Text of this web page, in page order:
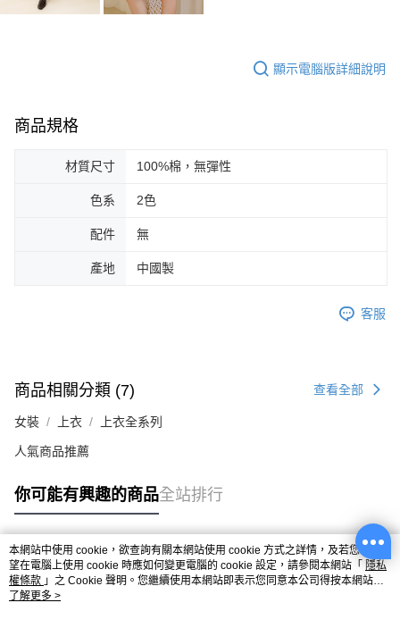
顯示電腦版詳細說明
商品規格
材質尺寸 100%棉，無彈性
色系 2色
配件 無
產地 中國製
客服
商品相關分類 (7) 查看全部
女裝 上衣 上衣全系列
人氣商品推薦
你可能有興趣的商品全站排行
熱門標籤
本網站中使用 cookie，欲查詢有關本網站使用 cookie 方式之詳情，及若您不希
望在電腦上使用 cookie 時應如何變更電腦的 cookie 設定，請參閱本網站「 隱私
權條款 」之 Cookie 聲明。您繼續使用本網站即表示您同意本公司得按本網站使
用條款之 Cookie 聲明使用 cookie。
了解更多 >